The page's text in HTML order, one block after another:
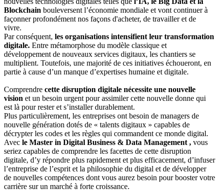
Blockchain bouleversent l’économie mondiale et vont continuer à
façonner profondément nos façons d'acheter, de travailler et de
vivre.
Par conséquent, les organisations intensifient leur transformation
digitale. Entre métamorphose du modèle classique et
développement de nouveaux services digitaux, les chantiers se
multiplient. Toutefois, une majorité de ces initiatives échoueront, en
partie à cause d’un manque d’expertises humaine et digitale.
Comprendre cette disruption digitale nécessite une nouvelle
vision et un besoin urgent pour assimiler cette nouvelle donne qui
est là pour rester et s’installer durablement.
Plus particulièrement, les entreprises ont besoin de managers de
nouvelle génération dotés de « talents digitaux » capables de
décrypter les codes et les règles qui commandent ce monde digital.
Avec le Master in Digital Business & Data Management , vous
seriez capables de comprendre les facettes de cette disruption
digitale, d’y répondre plus rapidement et plus efficacement, d’infuser
l’entreprise de l’esprit et la philosophie du digital et de développer
de nouvelles compétences dont vous aurez besoin pour booster votre
carrière sur un marché à forte croissance.